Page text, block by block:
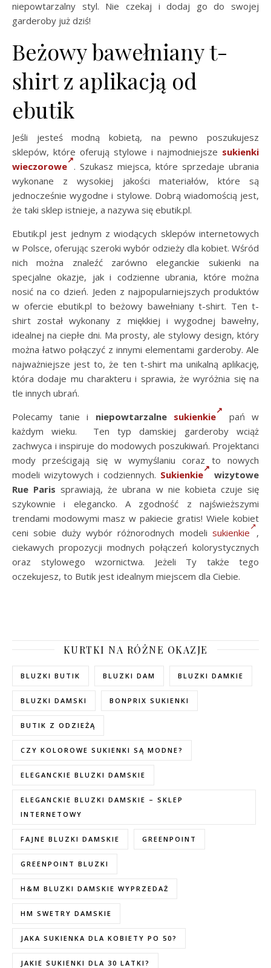
niepowtarzalny styl. Nie czekaj i dodaj go do swojej
garderoby już dziś!
Beżowy bawełniany t-
shirt z aplikacją od
ebutik
Jeśli jesteś modną kobietą, na pewno poszukujesz
sklepów, które oferują stylowe i najmodniejsze sukienki
wieczorowe . Szukasz miejsca, które sprzedaje ubrania
wykonane z wysokiej jakości materiałów, które są
jednocześnie wygodne i stylowe. Dobrą wiadomością jest,
że taki sklep istnieje, a nazywa się ebutik.pl.
Ebutik.pl jest jednym z wiodących sklepów internetowych
w Polsce, oferując szeroki wybór odzieży dla kobiet. Wśród
nich można znaleźć zarówno eleganckie sukienki na
specjalne okazje, jak i codzienne ubrania, które można
nosić na co dzień. Jeden z najpopularniejszych produktów
w ofercie ebutik.pl to beżowy bawełniany t-shirt. Ten t-
shirt został wykonany z miękkiej i wygodnej bawełny,
idealnej na ciepłe dni. Ma prosty, ale stylowy design, który
można łatwo połączyć z innymi elementami garderoby. Ale
najważniejsze jest to, że ten t-shirt ma unikalną aplikację,
która dodaje mu charakteru i sprawia, że wyróżnia się na
tle innych ubrań.
Polecamy tanie i niepowtarzalne sukienkie
pań w
każdym wieku. Ten typ damskiej garderoby wciąż
zachwyca i inspiruje do modowych poszukiwań. Projektanci
mody prześcigają się w wymyślaniu coraz to nowych
modeli wizytowych i codziennych. Sukienkie
wizytowe
Rue Paris sprawiają, że ubrana w nie kobieta czuje się
szykownie i elegancko. A zgodność z najświeższymi
trendami modowymi masz w pakiecie gratis! Wiele kobiet
ceni sobie duży wybór różnorodnych modeli sukienkie
,
ciekawych propozycji modnych połączeń kolorystycznych
oraz stylowego wzornictwa. Jeżeli Ty także tego
oczekujesz, to Butik jest idealnym miejscem dla Ciebie.
KURTKI NA RÓŻNE OKAZJE
BLUZKI BUTIK BLUZKI DAM BLUZKI DAMKIE
BLUZKI DAMSKI BONPRIX SUKIENKI
BUTIK Z ODZIEŻĄ
CZY KOLOROWE SUKIENKI SĄ MODNE?
ELEGANCKIE BLUZKI DAMSKIE
ELEGANCKIE BLUZKI DAMSKIE – SKLEP
INTERNETOWY
FAJNE BLUZKI DAMSKIE GREENPOINT
GREENPOINT BLUZKI
H&M BLUZKI DAMSKIE WYPRZEDAŻ
HM SWETRY DAMSKIE
JAKA SUKIENKA DLA KOBIETY PO 50?
JAKIE SUKIENKI DLA 30 LATKI?